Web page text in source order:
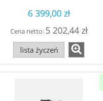
6 399,00 zł
Cena netto: 5 202,44 zł
lista życzeń